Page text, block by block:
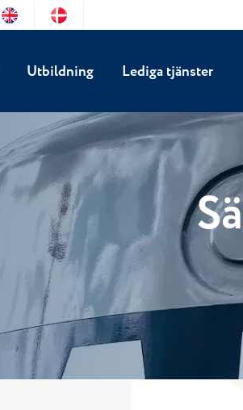
Utbildning Lediga tjänster